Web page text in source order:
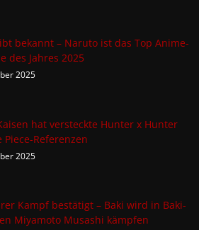
bekannt – Naruto ist das Top Anime-
des Jahres 2025
2025
hat versteckte Hunter x Hunter
Piece-Referenzen
2025
Kampf bestätigt – Baki wird in Baki-
Miyamoto Musashi kämpfen